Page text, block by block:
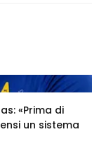
«Prima di
un sistema